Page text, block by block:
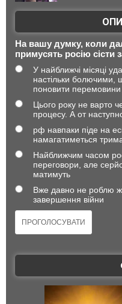
На вашу думку, коли
примусять росію сісти
У найближчі місяці
настільки болючими,
поновити перемовини
Цього року не варто
процесу. А от
рф навпаки піде на
намагатиметься
Найближчим часом
переговори, але
матимуть
Вже давно не роблю
завершення війни